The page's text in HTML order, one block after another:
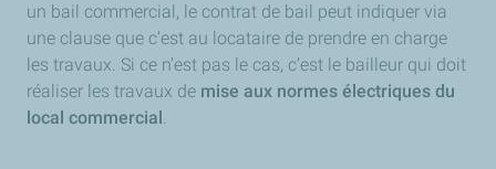
un bail commercial, le contrat de bail peut indiquer via
une clause que c’est au locataire de prendre en charge
les travaux. Si ce n’est pas le cas, c’est le bailleur qui doit
réaliser les travaux de mise aux normes électriques du
local commercial.